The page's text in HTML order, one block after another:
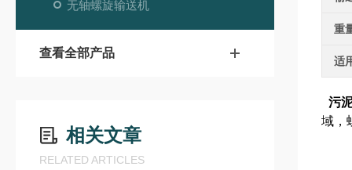
无轴螺旋输送机
查看全部产品
相关文章
RELATED ARTICLES
重
适
污
域，